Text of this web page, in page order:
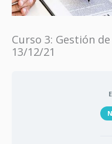
Curso 3: Gestión
13/12/21